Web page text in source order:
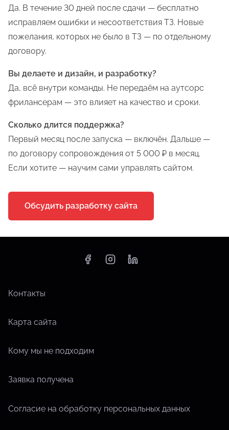
Да. В течение 30 дней после сдачи — бесплатно
исправляем ошибки и несоответствия ТЗ. Новые
пожелания, которых не было в ТЗ — по отдельному
договору.
Вы делаете и дизайн, и разработку?
Да, всё внутри команды. Не передаём на аутсорс
фрилансерам — это влияет на качество и сроки.
Сколько длится поддержка?
Первый месяц после запуска — включён. Дальше —
по договору сопровождения от 5 000 ₽ в месяц.
Если хотите — научим сами управлять сайтом.
Обсудить разработку сайта
Контакты
Карта сайта
Кому мы не подходим
Заявка получена
Согласие на обработку персональных данных